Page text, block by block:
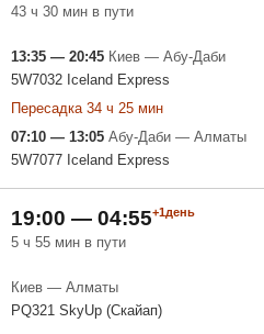
43 ч 30 мин в пути
13:35 — 20:45 Киев — Абу-Даби
5W7032 Iceland Express
Пересадка 34 ч 25 мин
07:10 — 13:05 Абу-Даби — Алматы
5W7077 Iceland Express
19:00 — 04:55+1день
5 ч 55 мин в пути
Киев — Алматы
PQ321 SkyUp (Скайап)